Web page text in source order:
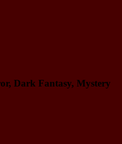
Dark Fantasy, Mystery